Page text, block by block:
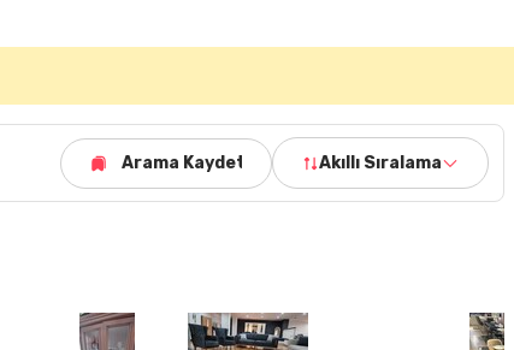
Arama Kaydet Akıllı Sıralama